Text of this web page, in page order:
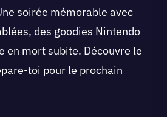
soirée mémorable avec
des goodies Nintendo
en mort subite. Découvre le
toi pour le prochain